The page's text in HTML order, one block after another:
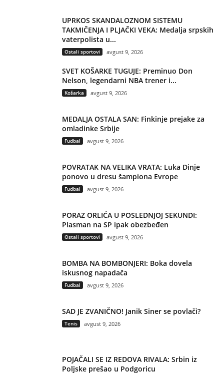
UPRKOS SKANDALOZNOM SISTEMU
TAKMIČENJA I PLJAČKI VEKA: Medalja srpskih
vaterpolista u...
Ostali sportovi avgust 9, 2026
SVET KOŠARKE TUGUJE: Preminuo Don
Nelson, legendarni NBA trener i...
Košarka avgust 9, 2026
MEDALJA OSTALA SAN: Finkinje prejake za
omladinke Srbije
Fudbal avgust 9, 2026
POVRATAK NA VELIKA VRATA: Luka Dinje
ponovo u dresu šampiona Evrope
Fudbal avgust 9, 2026
PORAZ ORLIĆA U POSLEDNJOJ SEKUNDI:
Plasman na SP ipak obezbeđen
Ostali sportovi avgust 9, 2026
BOMBA NA BOMBONJERI: Boka dovela
iskusnog napadača
Fudbal avgust 9, 2026
SAD JE ZVANIČNO! Janik Siner se povlači?
Tenis avgust 9, 2026
POJAČALI SE IZ REDOVA RIVALA: Srbin iz
Poljske prešao u Podgoricu